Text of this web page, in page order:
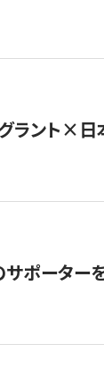
グラント×
ポーター